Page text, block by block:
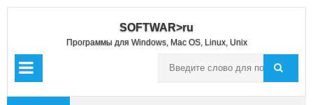
SOFTWAR>ru
Программы для Windows, Mac OS, Linux, Unix